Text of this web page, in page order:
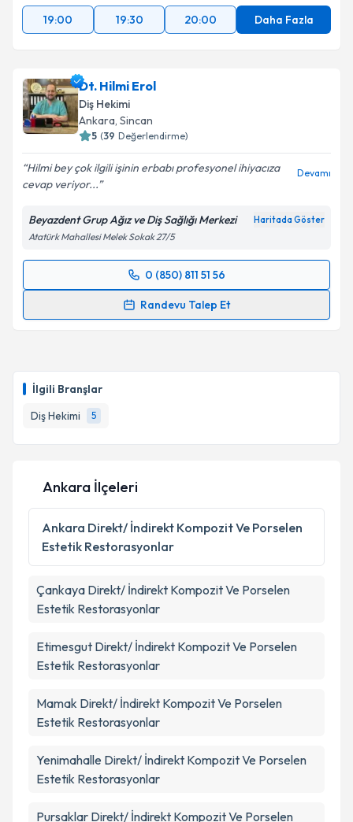
İlgili Branşlar
Diş Hekimi
5
19:00
19:30 20:00 Daha Fazla
Dt. Hilmi Erol
Diş Hekimi
Ankara, Sincan
5 (39 Değerlendirme)
Hilmi bey çok ilgili işinin erbabı profesyonel ihiyacıza
cevap veriyor...
Devamı
Beyazdent Grup Ağız ve Diş Sağlığı Merkezi Haritada Göster
Atatürk Mahallesi Melek Sokak 27/5
0 (850) 811 51 56
Randevu Talep Et
Randevu Takvimi Talebi
E-posta Adresiniz
Kişisel verilerimin işlenmesine ilişkin
Metni'ni okudum ve kişisel verilerimin belirtilen
kapsamda işlenmesini kabul ediyorum.
Takvim Talebini Gönder
Ankara İlçeleri
Ankara Direkt/ İndirekt Kompozit Ve Porselen
Estetik Restorasyonlar
Çankaya Direkt/ İndirekt Kompozit Ve Porselen
Estetik Restorasyonlar
Etimesgut Direkt/ İndirekt Kompozit Ve Porselen
Estetik Restorasyonlar
Mamak Direkt/ İndirekt Kompozit Ve Porselen
Estetik Restorasyonlar
Yenimahalle Direkt/ İndirekt Kompozit Ve Porselen
Estetik Restorasyonlar
Pursaklar Direkt/ İndirekt Kompozit Ve Porselen